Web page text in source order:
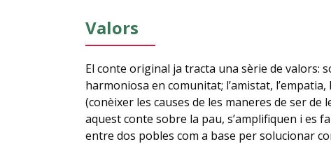
Valors
El conte original ja tracta una sèrie de valors:
harmoniosa en comunitat; l’amistat, l’empatia,
(conèixer les causes de les maneres de ser de
aquest conte sobre la pau, s’amplifiquen i es
entre dos pobles com a base per solucionar